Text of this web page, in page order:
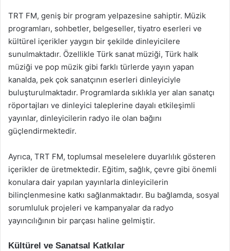
TRT FM, geniş bir program yelpazesine sahiptir. Müzik
programları, sohbetler, belgeseller, tiyatro eserleri ve
kültürel içerikler yaygın bir şekilde dinleyicilere
sunulmaktadır. Özellikle Türk sanat müziği, Türk halk
müziği ve pop müzik gibi farklı türlerde yayın yapan
kanalda, pek çok sanatçının eserleri dinleyiciyle
buluşturulmaktadır. Programlarda sıklıkla yer alan sanatçı
röportajları ve dinleyici taleplerine dayalı etkileşimli
yayınlar, dinleyicilerin radyo ile olan bağını
güçlendirmektedir.
Ayrıca, TRT FM, toplumsal meselelere duyarlılık gösteren
içerikler de üretmektedir. Eğitim, sağlık, çevre gibi önemli
konulara dair yapılan yayınlarla dinleyicilerin
bilinçlenmesine katkı sağlanmaktadır. Bu bağlamda, sosyal
sorumluluk projeleri ve kampanyalar da radyo
yayıncılığının bir parçası haline gelmiştir.
Kültürel ve Sanatsal Katkılar